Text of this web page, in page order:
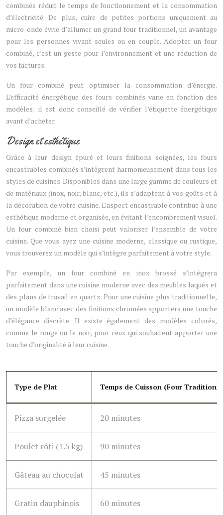
combinée réduit le temps de fonctionnement et la consommation
d’électricité. De plus, cuire de petites portions uniquement au
micro-onde évite d’allumer un grand four traditionnel, un avantage
pour les personnes vivant seules ou en couple. Adopter un four
combiné, c’est un geste pour l’environnement et une réduction de
vos factures.
Un four combiné peut optimiser la consommation d’énergie.
L’efficacité énergétique des fours combinés varie en fonction des
modèles; il est donc conseillé de vérifier l’étiquette énergétique
avant d’acheter.
Design et esthétique
Grâce à leur design épuré et leurs finitions soignées, les fours
encastrables combinés s’intègrent harmonieusement dans tous les
styles de cuisines. Disponibles dans une large gamme de couleurs et
de matériaux (inox, noir, blanc, etc.), ils s’adaptent à vos goûts et à
la décoration de votre cuisine. L’aspect encastrable contribue à une
esthétique moderne et organisée, en évitant l’encombrement visuel.
Un four combiné bien choisi peut valoriser l’ensemble de votre
cuisine. Que vous ayez une cuisine moderne, classique ou rustique,
vous trouverez un modèle qui s’intègre parfaitement à votre style.
Par exemple, un four combiné en inox brossé s’intégrera
parfaitement dans une cuisine moderne avec des meubles laqués et
des plans de travail en quartz. Pour une cuisine plus traditionnelle,
un modèle blanc avec des finitions chromées apportera une touche
d’élégance discrète. Il existe également des modèles colorés,
comme le rouge ou le noir, pour ceux qui souhaitent apporter une
touche d’originalité à leur cuisine.
Type de Plat Temps de Cuisson (Four
Pizza surgelée 20 minutes
Poulet rôti (1.5 kg) 90 minutes
Gâteau au chocolat 45 minutes
Gratin dauphinois 60 minutes